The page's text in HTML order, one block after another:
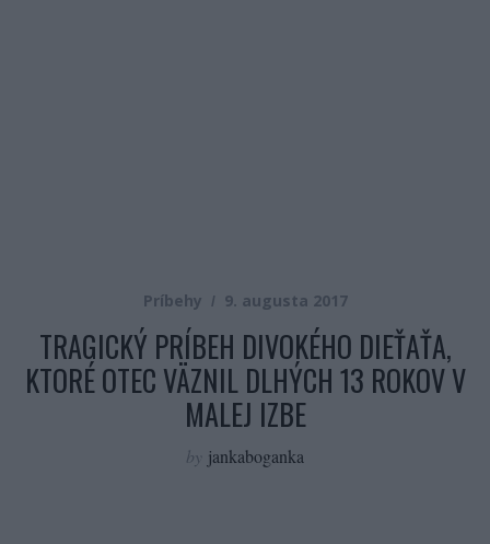
Príbehy 9. augusta 2017
TRAGICKÝ PRÍBEH DIVOKÉHO DIEŤAŤA,
KTORÉ OTEC VÄZNIL DLHÝCH 13 ROKOV V
MALEJ IZBE
by jankaboganka